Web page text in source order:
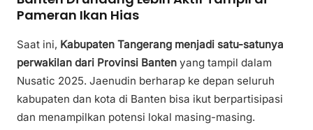
Pameran Ikan Hias
Saat ini, Kabupaten Tangerang menjadi satu-satunya
perwakilan dari Provinsi Banten yang tampil dalam
Nusatic 2025. Jaenudin berharap ke depan seluruh
kabupaten dan kota di Banten bisa ikut berpartisipasi
dan menampilkan potensi lokal masing-masing.